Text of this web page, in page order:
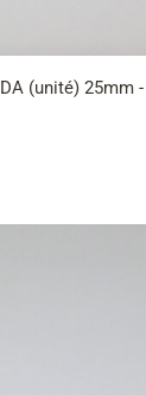
(unité) 25mm